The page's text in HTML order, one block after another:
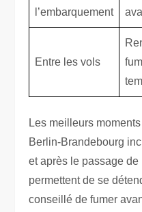
l’embarquement
Entre les vols
Les meilleurs
Berlin-Brandebourg
et après le passage
permettent de se
conseillé de fumer